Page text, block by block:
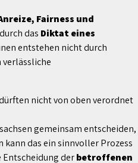
Fairness und
das Diktat eines
entstehen nicht durch
verlässliche
nicht von oben verordnet
gemeinsam entscheiden,
kann das ein sinnvoller Prozess
Entscheidung derbetroffenen